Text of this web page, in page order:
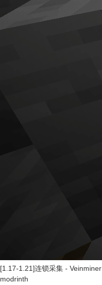
[1.17-1.21]连锁采集 - Veinminer
modrinth